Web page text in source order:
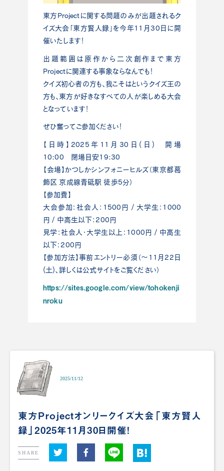
東方Projectに関する問題のみが出題されるク
イズ大会「東方賢人録」を今年11月30日に開
催いたします！
出題範囲は原作から二次創作まで東方
Projectに関連する事象ならなんでも！
クイズ初心者の方も、我こそはというクイズ王の
方も、東方が好きなすべての人が楽しめる大会
となっています！
ぜひ奮ってご参加ください！
【日時】2025年11月30日(日) 開場
10:00 閉場目安19:30
【会場】かつしかシンフォニーヒルズ（東京都葛
飾区 京成線青砥駅 徒歩5分）
【参加費】
大会参加：社会人：1500円 / 大学生：1000
円 / 中高生以下：200円
見学：社会人・大学生以上：1000円 / 中高生
以下：200円
【参加方法】事前エントリー必須（～11月22日
(土)、詳しくは公式サイトをご覧ください）
https://sites.google.com/view/tohokenji
nroku
2025/11/12
東方Projectオンリークイズ大会「東方賢人
録」2025年11月30日開催！
SHARE